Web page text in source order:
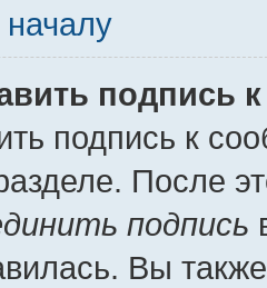
началу
подпись
подпись к
После
подпись
Вы